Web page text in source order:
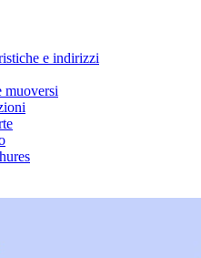
e indirizzi
muoversi